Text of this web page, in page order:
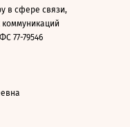
в сфере связи,
77-79546